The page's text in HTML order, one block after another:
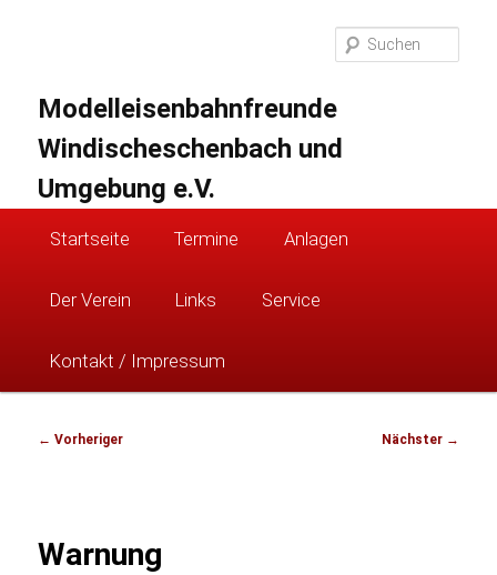
Modelleisenbahnfreunde
Windischeschenbach und
Umgebung e.V.
Startseite Termine Anlagen
Der Verein Links Service
Kontakt / Impressum
Beitragsnavigation
← Vorheriger Nächster →
Warnung